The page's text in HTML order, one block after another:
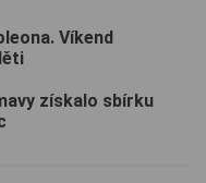
Víkend
získalo sbírku